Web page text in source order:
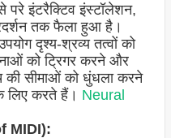
परे इंटरैक्टिव इंस्टॉलेशन,
तक फैला हुआ है।
दृश्य-श्रव्य तत्वों को
को ट्रिगर करने और
की सीमाओं को धुंधला करने
लिए करते हैं। Neural
MIDI):